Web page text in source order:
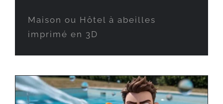
Maison ou Hôtel à abeilles
imprimé en 3D